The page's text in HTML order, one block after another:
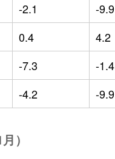
-2.1 -9.9
0.4 4.2
-7.3 -1.4
-4.2 -9.9